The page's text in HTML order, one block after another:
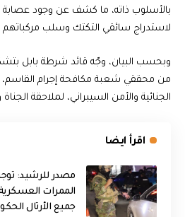
بالأسلوب ذاته، ما كشف عن وجود عصابة
لاستدراج سائقي التكتك وسلب مركباتهم
وبحسب البيان، وجّه قائد شرطة بابل
من محققي شعبة مكافحة إجرام القاسم،
الجنائية والأمن السيبراني، لملاحقة
اقرأ ايضا
مصدر للرشيد:
الممرات
جميع الأرتال